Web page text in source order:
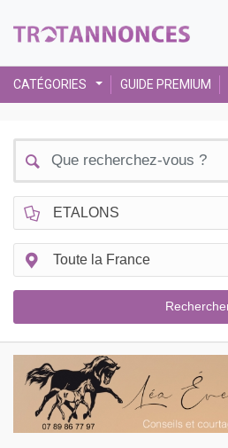
CATÉGORIES GUIDE PREMIUM